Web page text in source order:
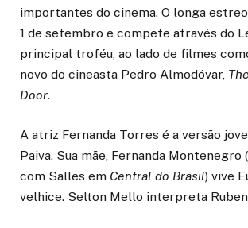
importantes do cinema. O longa
1 de setembro e compete através do
principal troféu, ao lado de filmes
novo do cineasta Pedro Almodóvar,
Door.
A atriz Fernanda Torres é a versão
Paiva. Sua mãe, Fernanda Montenegro
com Salles em Central do Brasil) vive
velhice. Selton Mello interpreta